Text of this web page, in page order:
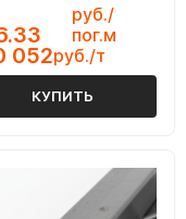
руб./
пог.м
052руб./т
КУПИТЬ